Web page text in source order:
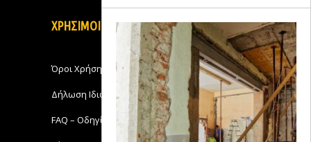
ΧΡΗΣΙΜΟΙ ΣΥΝΔΕΣΜΟΙ
Όροι Χρήσης
Δήλωση Ιδιωτικότητας
FAQ – Οδηγίες Χρήσης